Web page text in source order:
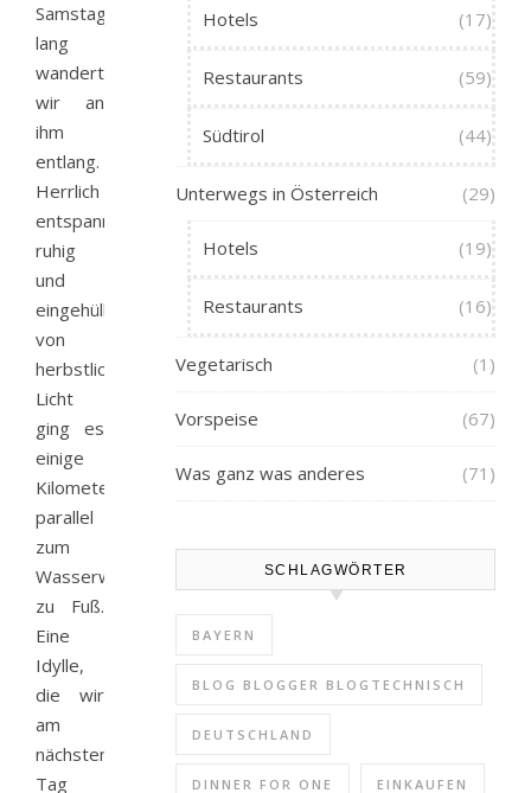
Samstagvormittag
lang
wanderten
wir an
ihm
entlang.
Herrlich
entspannend,
ruhig
und
eingehüllt
von
herbstlichem
Licht
ging es
einige
Kilometer
parallel
zum
Wasserweg
zu Fuß.
Eine
Idylle,
die wir
am
nächsten
Tag
Hotels (17)
Restaurants (59)
Südtirol (44)
Unterwegs in Österreich (29)
Hotels (19)
Restaurants (16)
Vegetarisch (1)
Vorspeise (67)
Was ganz was anderes (71)
SCHLAGWÖRTER
BAYERN
BLOG BLOGGER BLOGTECHNISCH
DEUTSCHLAND
DINNER FOR ONE EINKAUFEN